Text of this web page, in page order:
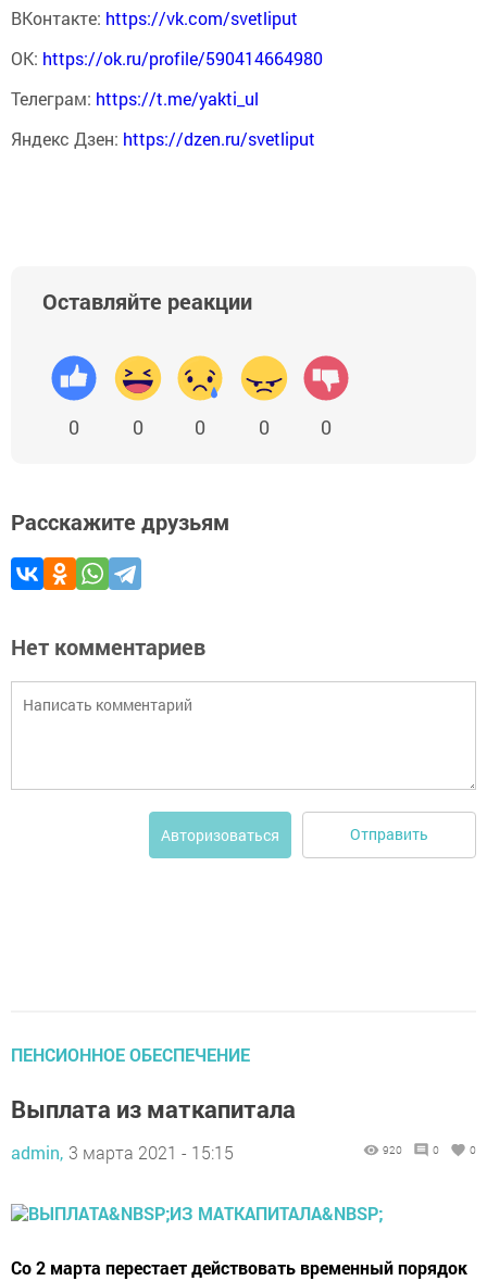
ВКонтакте: https://vk.com/svetliput
ОК: https://ok.ru/profile/590414664980
Телеграм: https://t.me/yakti_ul
Яндекс Дзен: https://dzen.ru/svetliput
Оставляйте реакции
0 0 0 0 0
Расскажите друзьям
Нет комментариев
Авторизоваться Отправить
ПЕНСИОННОЕ ОБЕСПЕЧЕНИЕ
Выплата из маткапитала
admin, 3 марта 2021 - 15:15 920 0 0
Со 2 марта перестает действовать временный порядок